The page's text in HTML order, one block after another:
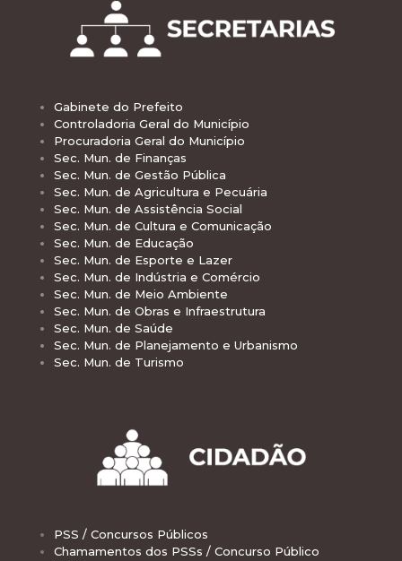
Gabinete do Prefeito
Controladoria Geral do Município
Procuradoria Geral do Município
Sec. Mun. de Finanças
Sec. Mun. de Gestão Pública
Sec. Mun. de Agricultura e Pecuária
Sec. Mun. de Assistência Social
Sec. Mun. de Cultura e Comunicação
Sec. Mun. de Educação
Sec. Mun. de Esporte e Lazer
Sec. Mun. de Indústria e Comércio
Sec. Mun. de Meio Ambiente
Sec. Mun. de Obras e Infraestrutura
Sec. Mun. de Saúde
Sec. Mun. de Planejamento e Urbanismo
Sec. Mun. de Turismo
PSS / Concursos Públicos
Chamamentos dos PSSs / Concurso Público